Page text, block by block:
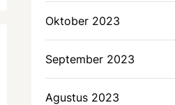
Oktober 2023
September 2023
Agustus 2023